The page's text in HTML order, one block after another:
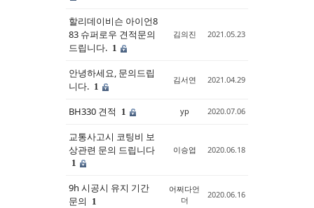
할리데이비슨 아이언8
83 슈퍼로우 견적문의
드립니다. 1
김의진 2021.05.23
안녕하세요, 문의드립
니다. 1
김서연 2021.04.29
BH330 견적 1 yp 2020.07.06
교통사고시 코팅비 보
상관련 문의 드립니다
1
이승엽 2020.06.18
9h 시공시 유지 기간
문의
1
어쩌다언
더
2020.06.16